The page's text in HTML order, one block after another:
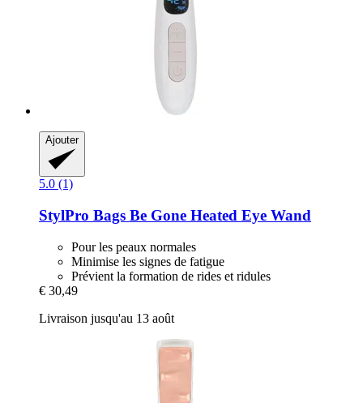
Ajouter
5.0 (1)
StylPro Bags Be Gone Heated Eye Wand
Pour les peaux normales
Minimise les signes de fatigue
Prévient la formation de rides et ridules
€ 30,49
Livraison jusqu'au 13 août